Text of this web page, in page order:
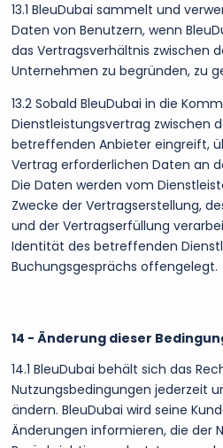
13.1 BleuDubai sammelt und
Daten von Benutzern, wenn
das Vertragsverhältnis zwischen
Unternehmen zu begründen, zu
13.2 Sobald BleuDubai in die
Dienstleistungsvertrag zwischen
betreffenden Anbieter eingreift,
Vertrag erforderlichen Daten an
Die Daten werden vom
Zwecke der Vertragserstellung,
und der Vertragserfüllung
Identität des betreffenden
Buchungsgesprächs offengelegt.
14 - Änderung dieser
14.1 BleuDubai behält sich das
Nutzungsbedingungen jederzeit
ändern. BleuDubai wird seine
Änderungen informieren, die der